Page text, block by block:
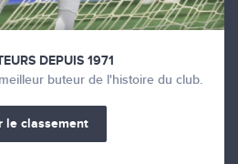
DEPUIS 1971
buteur de l'histoire du club.
le classement